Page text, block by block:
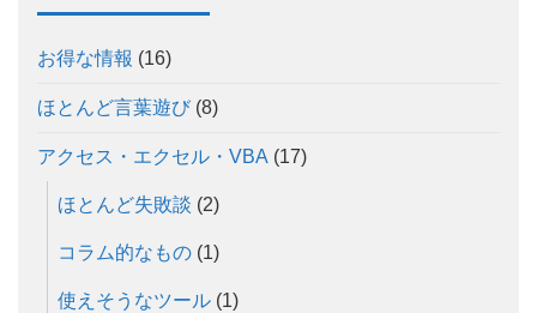
お得な情報 (16)
ほとんど言葉遊び(8)
アクセス・エクセル・VBA (17)
ほとんど失敗談 (2)
コラム的なもの (1)
使えそうなツール (1)